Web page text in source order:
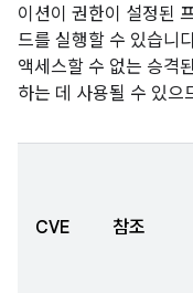
이션이 권한이 설정된
드를 실행할 수 있습니
액세스할 수 없는 승격
하는 데 사용될 수 있으
CVE 참조